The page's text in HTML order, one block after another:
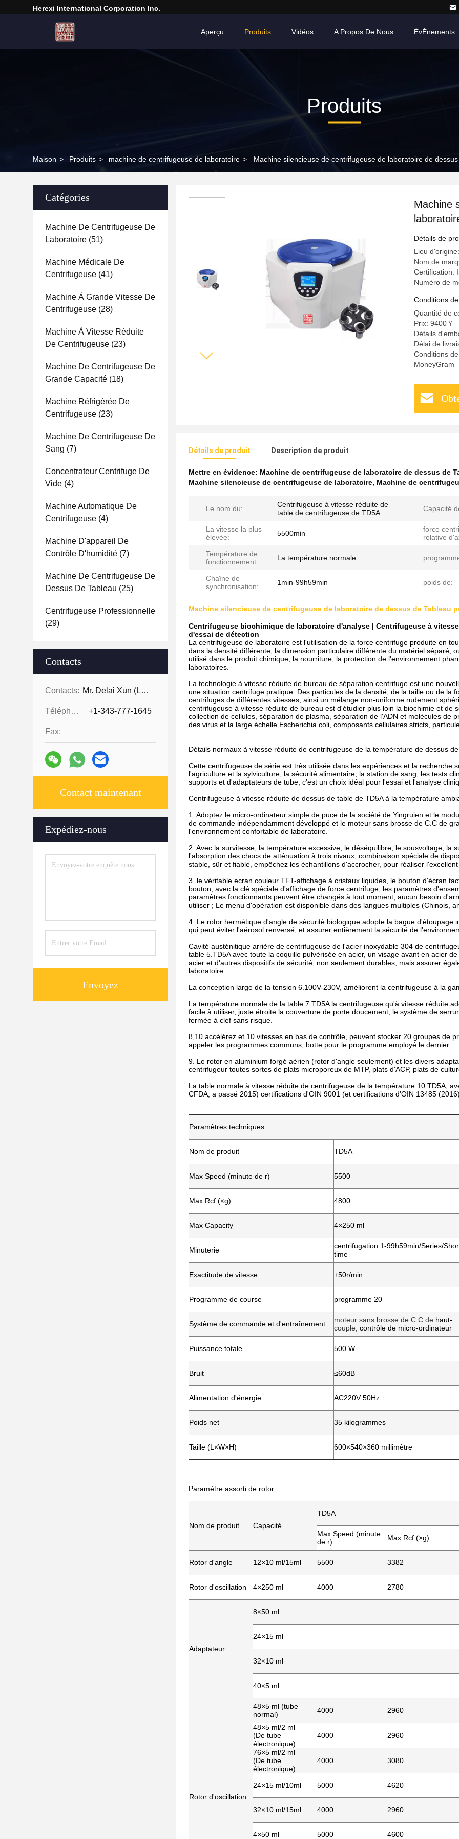
Herexi International Corporation Inc.
Aperçu Produits Vidéos A Propos De Nous ÉvÉnements
Produits
Maison > Produits > machine de centrifugeuse de laboratoire > Machine silencieuse de centrifugeuse de laboratoire de
Catégories
Machine De Centrifugeuse De
Laboratoire (51)
Machine Médicale De
Centrifugeuse (41)
Machine À Grande Vitesse De
Centrifugeuse (28)
Machine À Vitesse Réduite
De Centrifugeuse (23)
Machine De Centrifugeuse De
Grande Capacité (18)
Machine Réfrigérée De
Centrifugeuse (23)
Machine De Centrifugeuse De
Sang (7)
Concentrateur Centrifuge De
Vide (4)
Machine Automatique De
Centrifugeuse (4)
Machine D'appareil De
Contrôle D'humidité (7)
Machine De Centrifugeuse De
Dessus De Tableau (25)
Centrifugeuse Professionnelle
(29)
Contacts
Contacts: Mr. Delai Xun (Leo)
Téléphone :: +1-343-777-1645
Fax:
Contact maintenant
Expédiez-nous
Envoyez
Machine
Détails de
Lieu
Nom de
Certification:
Numéro de
Conditions
Quantité de
Prix: 9400￥
Détails
Délai de
Conditions
MoneyGram
Détails de produit Description de produit
Mettre en évidence: Machine de centrifugeuse de laboratoire de dessus de
Machine silencieuse de centrifugeuse de laboratoire, Machine de
Le nom du:
Centrifugeuse à vitesse réduite de
table de centrifugeuse de TD5A
Capacité
La vitesse la plus
élevée:
5500min
force
relative
Température de
fonctionnement:
La température normale
Chaîne de
synchronisation:
1min-99h59min poids de:
Machine silencieuse de centrifugeuse de laboratoire de dessus de Tableau
Centrifugeuse biochimique de laboratoire d'analyse | Centrifugeuse à
d'essai de détection
La centrifugeuse de laboratoire est l'utilisation de la force centrifuge produite en
dans la densité différente, la dimension particulaire différente du matériel séparé,
utilisé dans le produit chimique, la nourriture, la protection de l'environnement
laboratoires.
La technologie à vitesse réduite de bureau de séparation centrifuge est une
une situation centrifuge pratique. Des particules de la densité, de la taille ou de la
centrifuges de différentes vitesses, ainsi un mélange non-uniforme rudement
centrifugeuse à vitesse réduite de bureau est d'étudier plus loin la biochimie et de
collection de cellules, séparation de plasma, séparation de l'ADN et molécules de
des virus et la large échelle Escherichia coli, composants cellulaires stricts,
Détails normaux à vitesse réduite de centrifugeuse de la température de dessus
Cette centrifugeuse de série est très utilisée dans les expériences et la recherche
l'agriculture et la sylviculture, la sécurité alimentaire, la station de sang, les tests
supports et d'adaptateurs de tube, c'est un choix idéal pour l'essai et l'analyse
Centrifugeuse à vitesse réduite de dessus de table de TD5A à la température
1. Adoptez le micro-ordinateur simple de puce de la société de Yingruien et le
de commande indépendamment développé et le moteur sans brosse de C.C de
l'environnement confortable de laboratoire.
2. Avec la survitesse, la température excessive, le déséquilibre, le sousvoltage, la
l'absorption des chocs de atténuation à trois nivaux, combinaison spéciale de
stable, sûr et fiable, empêchez les échantillons d'accrocher, pour réaliser
3. le véritable ecran couleur TFT-affichage à cristaux liquides, le bouton d'écran
bouton, avec la clé spéciale d'affichage de force centrifuge, les paramètres
paramètres fonctionnants peuvent être changés à tout moment, aucun besoin
utiliser ; Le menu d'opération est disponible dans des langues multiples (Chinois,
4. Le rotor hermétique d'angle de sécurité biologique adopte la bague d'étoupage
qui peut éviter l'aérosol renversé, et assurer entièrement la sécurité de
Cavité austénitique arrière de centrifugeuse de l'acier inoxydable 304 de
table 5.TD5A avec toute la coquille pulvérisée en acier, un visage avant en acier
acier et d'autres dispositifs de sécurité, non seulement durables, mais assurer
laboratoire.
La conception large de la tension 6.100V-230V, améliorent la centrifugeuse à la
La température normale de la table 7.TD5A la centrifugeuse qu'à vitesse réduite
facile à utiliser, juste étroite la couverture de porte doucement, le système de
fermée à clef sans risque.
8,10 accélérez et 10 vitesses en bas de contrôle, peuvent stocker 20 groupes de
appeler les programmes communs, botte pour le programme employé le dernier.
9. Le rotor en aluminium forgé aérien (rotor d'angle seulement) et les divers
centrifugeur toutes sortes de plats microporeux de MTP, plats d'ACP, plats de
La table normale à vitesse réduite de centrifugeuse de la température 10.TD5A,
CFDA, a passé 2015) certifications d'OIN 9001 (et certifications d'OIN 13485
Paramètres techniques
Nom de produit TD5A
Max Speed (minute de r) 5500
Max Rcf (×g) 4800
Max Capacity 4×250 ml
Minuterie
centrifugation 1-99h59min/Series/
time
Exactitude de vitesse ±50r/min
Programme de course programme 20
Système de commande et d'entraînement moteur sans brosse de C.C de haut-
couple , contrôle de micro-ordinateur
Puissance totale 500 W
Bruit ≤60dB
Alimentation d'énergie AC220V 50Hz
Poids net 35 kilogrammes
Taille (L×W×H) 600×540×360 millimètre
Paramètre assorti de rotor :
Nom de produit Capacité
TD5A
Max Speed (minute
de r)
Max Rcf (×g)
Rotor d'angle 12×10 ml/15ml 5500 3382
Rotor d'oscillation 4×250 ml 4000 2780
Adaptateur
8×50 ml
24×15 ml
32×10 ml
40×5 ml
Rotor d'oscillation
48×5 ml (tube
normal)
4000 2960
48×5 ml/2 ml
(De tube
électronique)
4000 2960
76×5 ml/2 ml
(De tube
électronique)
4000 3080
24×15 ml/10ml 5000 4620
32×10 ml/15ml 4000 2960
4×50 ml 5000 4600